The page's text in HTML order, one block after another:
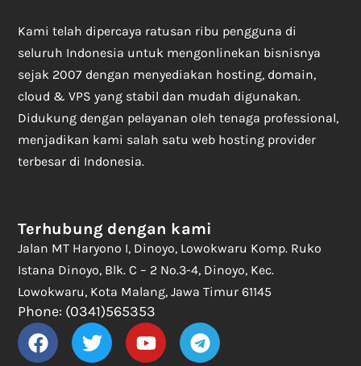
Kami telah dipercaya ratusan ribu pengguna di
seluruh Indonesia untuk mengonlinekan bisnisnya
sejak 2007 dengan menyediakan hosting, domain,
cloud & VPS yang stabil dan mudah digunakan.
Didukung dengan pelayanan oleh tenaga professional,
menjadikan kami salah satu web hosting provider
terbesar di Indonesia.
Terhubung dengan kami
Jalan MT Haryono I, Dinoyo, Lowokwaru Komp. Ruko
Istana Dinoyo, Blk. C – 2 No.3-4, Dinoyo, Kec.
Lowokwaru, Kota Malang, Jawa Timur 61145
Phone: (0341)565353